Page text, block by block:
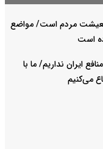
معیشت مردم است/ مواضع
است
ایران نداریم/ ما با
می‌کنیم